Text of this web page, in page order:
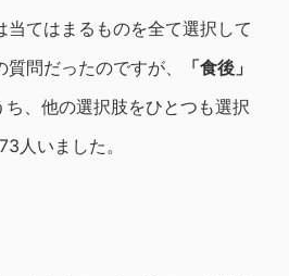
当てはまるものを全て選択して
問だったのですが、
「食後」
、他の選択肢をひとつも選択
人いました。